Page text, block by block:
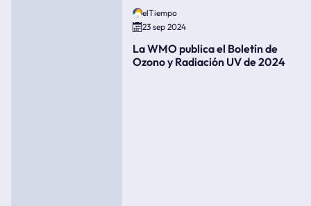
elTiempo
23 sep 2024
La WMO publica el Boletín de
Ozono y Radiación UV de 2024